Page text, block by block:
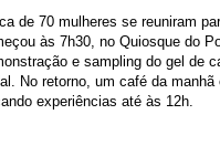
de 70 mulheres se reuniram
às 7h30, no Quiosque do
e sampling do gel de
No retorno, um café da
experiências até às 12h.